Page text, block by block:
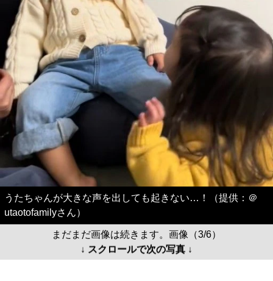
うたちゃんが大きな声を出しても起きない…！（提供：＠
utaotofamilyさん）
まだまだ画像は続きます。画像（3/6）
↓ スクロールで次の写真 ↓